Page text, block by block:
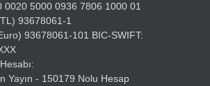
0020 5000 0936 7806 1000 01
93678061-1
93678061-101 BIC-SWIFT:
Yayın - 150179 Nolu Hesap